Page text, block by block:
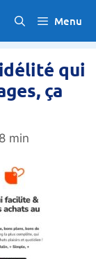
Menu
qui
ça
8 min